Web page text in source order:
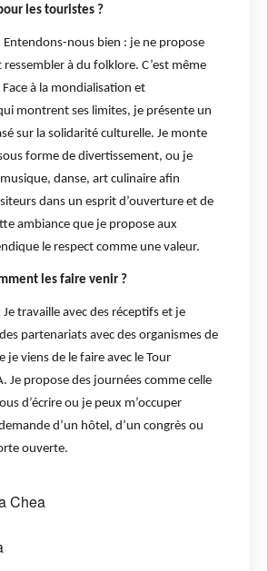
les touristes ?
Entendons-nous bien : je ne propose
ressembler à du folklore. C’est même
à la mondialisation et
montrent ses limites, je présente un
sur la solidarité culturelle. Je monte
forme de divertissement, ou je
danse, art culinaire afin
dans un esprit d’ouverture et de
ambiance que je propose aux
le respect comme une valeur.
les faire venir ?
Je travaille avec des réceptifs et je
partenariats avec des organismes de
je viens de le faire avec le Tour
Je propose des journées comme celle
d’écrire ou je peux m’occuper
d’un hôtel, d’un congrès ou
ouverte.
Chea